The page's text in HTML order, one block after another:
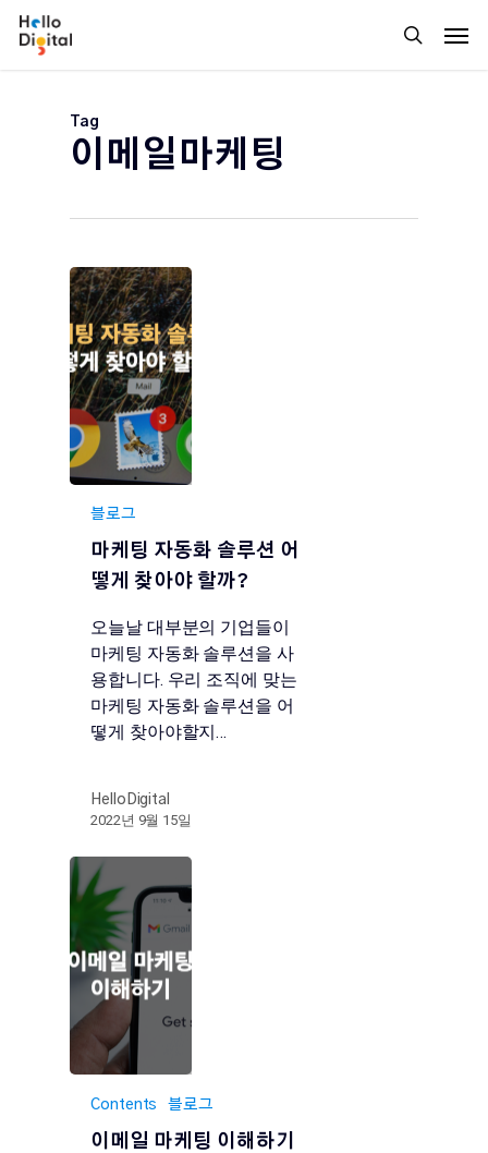
Skip
search
Tag
이메일마케팅
블로그
마케팅 자동화 솔루션 어
떻게 찾아야 할까?
오늘날 대부분의 기업들이
마케팅 자동화 솔루션을 사
용합니다. 우리 조직에 맞는
마케팅 자동화 솔루션을 어
떻게 찾아야할지…
HelloDigital
2022년 9월 15일
Contents 블로그
이메일 마케팅 이해하기